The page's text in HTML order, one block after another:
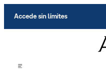
Accede sin límites